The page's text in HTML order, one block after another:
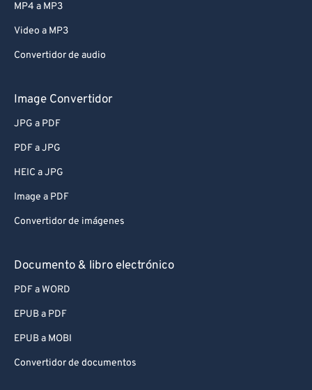
MP4 a MP3
Video a MP3
Convertidor de audio
Image Convertidor
JPG a PDF
PDF a JPG
HEIC a JPG
Image a PDF
Convertidor de imágenes
Documento & libro electrónico
PDF a WORD
EPUB a PDF
EPUB a MOBI
Convertidor de documentos